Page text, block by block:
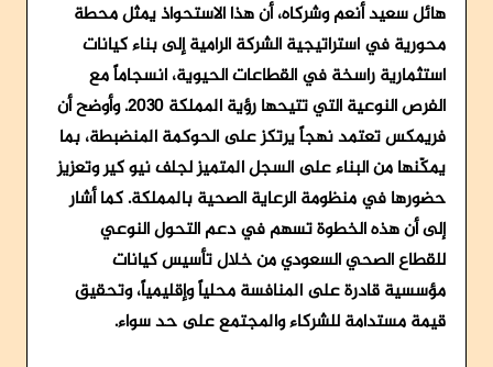
هائل سعيد أنعم وشركاه، أن هذا الاستحواذ يمثل محطة
محورية في استراتيجية الشركة الرامية إلى بناء كيانات
استثمارية راسخة في القطاعات الحيوية، انسجاماً مع
الفرص النوعية التي تتيحها رؤية المملكة 2030. وأوضح أن
فريمكس تعتمد نهجاً يرتكز على الحوكمة المنضبطة، بما
يمكّنها من البناء على السجل المتميز لجلف نيو كير وتعزيز
حضورها في منظومة الرعاية الصحية بالمملكة. كما أشار
إلى أن هذه الخطوة تسهم في دعم التحول النوعي
للقطاع الصحي السعودي من خلال تأسيس كيانات
مؤسسية قادرة على المنافسة محلياً وإقليمياً، وتحقيق
قيمة مستدامة للشركاء والمجتمع على حد سواء.